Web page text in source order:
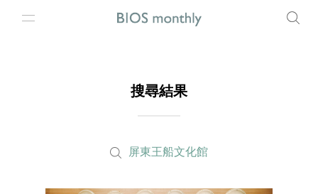
搜尋結果
屏東王船文化館